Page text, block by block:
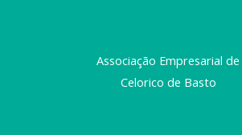
Associação Empresarial de
Celorico de Basto